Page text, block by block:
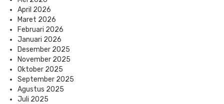
April 2026
Maret 2026
Februari 2026
Januari 2026
Desember 2025
November 2025
Oktober 2025
September 2025
Agustus 2025
Juli 2025